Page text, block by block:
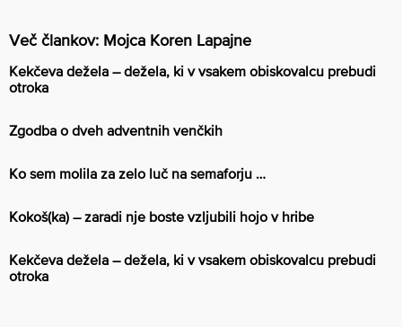
Več člankov: Mojca Koren Lapajne
Kekčeva dežela – dežela, ki v vsakem obiskovalcu prebudi
otroka
Zgodba o dveh adventnih venčkih
Ko sem molila za zelo luč na semaforju …
Kokoš(ka) – zaradi nje boste vzljubili hojo v hribe
Kekčeva dežela – dežela, ki v vsakem obiskovalcu prebudi
otroka